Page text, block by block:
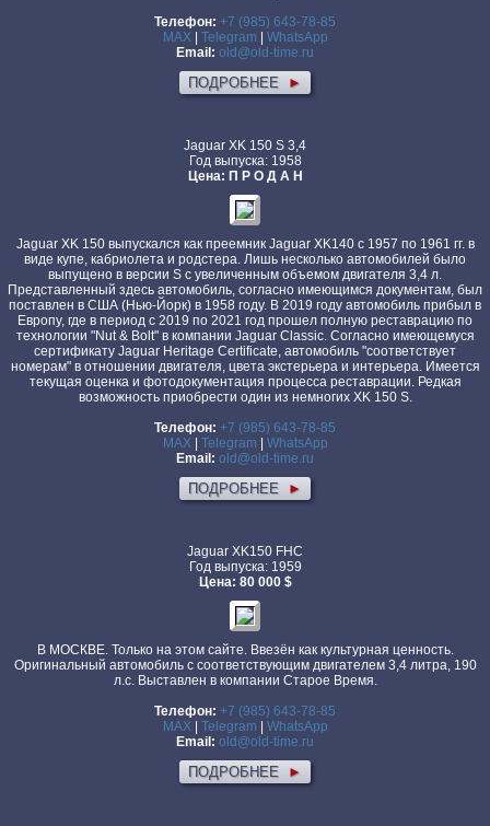
Телефон: +7 (985) 643-78-85
MAX| Telegram
WhatsApp
Email: old@old-time.ru
ПОДРОБНЕЕ ►
Jaguar XK 150 S 3,4
Год выпуска: 1958
Цена: П Р О Д А Н
Jaguar XK 150 выпускался как преемник Jaguar XK140 с 1957 по 1961 гг. в
виде купе, кабриолета и родстера. Лишь несколько автомобилей было
выпущено в версии S с увеличенным объемом двигателя 3,4 л.
Представленный здесь автомобиль, согласно имеющимся документам, был
поставлен в США (Нью-Йорк) в 1958 году. В 2019 году автомобиль прибыл в
Европу, где в период с 2019 по 2021 год прошел полную реставрацию по
технологии "Nut & Bolt" в компании Jaguar Classic. Согласно имеющемуся
сертификату Jaguar Heritage Certificate, автомобиль "соответствует
номерам" в отношении двигателя, цвета экстерьера и интерьера. Имеется
текущая оценка и фотодокументация процесса реставрации. Редкая
возможность приобрести один из немногих XK 150 S.
Телефон: +7 (985) 643-78-85
MAX| Telegram
WhatsApp
Email: old@old-time.ru
ПОДРОБНЕЕ ►
Jaguar XK150 FHC
Год выпуска: 1959
Цена: 80 000 $
В МОСКВЕ. Только на этом сайте. Ввезён как культурная ценность.
Оригинальный автомобиль с соответствующим двигателем 3,4 литра, 190
л.с. Выставлен в компании Старое Время.
Телефон: +7 (985) 643-78-85
MAX| Telegram
WhatsApp
Email: old@old-time.ru
ПОДРОБНЕЕ ►